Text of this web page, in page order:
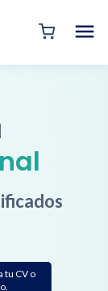
tu CV o